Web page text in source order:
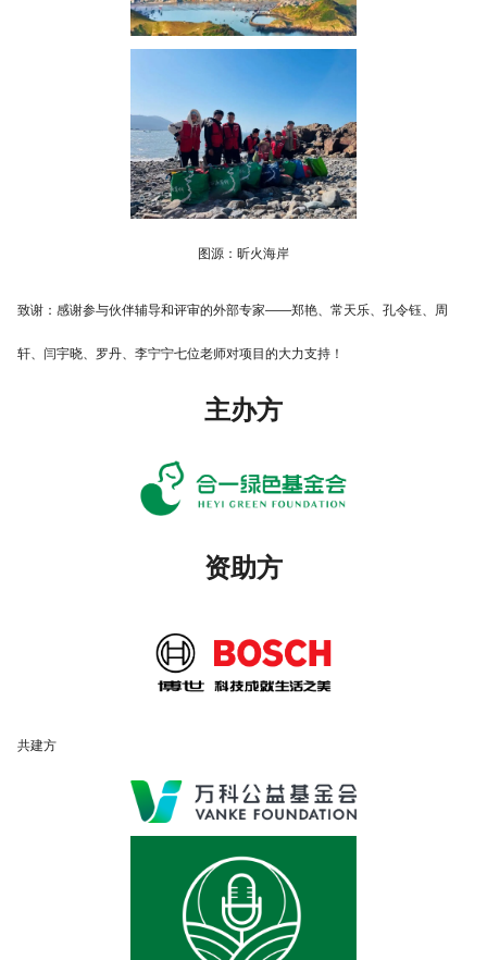
图源：昕火海岸
致谢：感谢参与伙伴辅导和评审的外部专家——郑艳、常天乐、孔令钰、周
轩、闫宇晓、罗丹、李宁宁七位老师对项目的大力支持！
主办方
资助方
共建方